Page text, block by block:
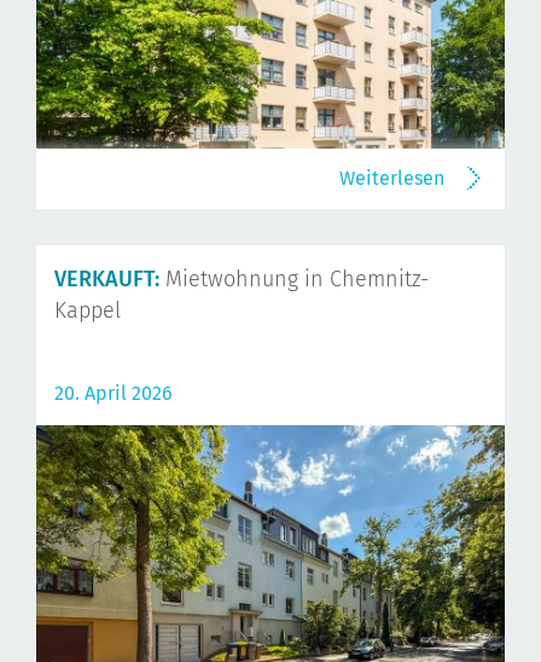
Weiterlesen
VERKAUFT: Mietwohnung in Chemnitz-
Kappel
20. April 2026